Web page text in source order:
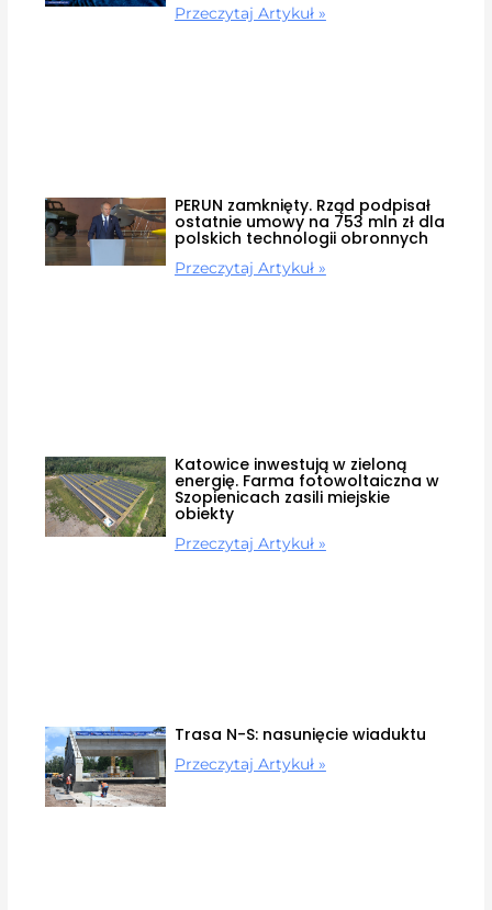
Przeczytaj Artykuł »
PERUN zamknięty. Rząd podpisał
ostatnie umowy na 753 mln zł dla
polskich technologii obronnych
Przeczytaj Artykuł »
Katowice inwestują w zieloną
energię. Farma fotowoltaiczna w
Szopienicach zasili miejskie
obiekty
Przeczytaj Artykuł »
Trasa N-S: nasunięcie wiaduktu
Przeczytaj Artykuł »